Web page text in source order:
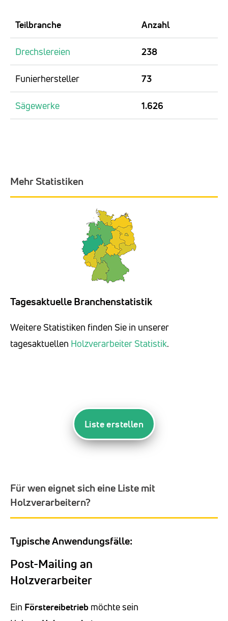
Teilbranche Anzahl
Drechslereien 238
Funierhersteller 73
Sägewerke 1.626
Mehr Statistiken
Tagesaktuelle Branchenstatistik
Weitere Statistiken finden Sie in unserer
tagesaktuellen Holzverarbeiter Statistik.
Liste erstellen
Für wen eignet sich eine Liste mit
Holzverarbeitern?
Typische Anwendungsfälle:
Post-Mailing an
Holzverarbeiter
Ein Förstereibetrieb möchte sein